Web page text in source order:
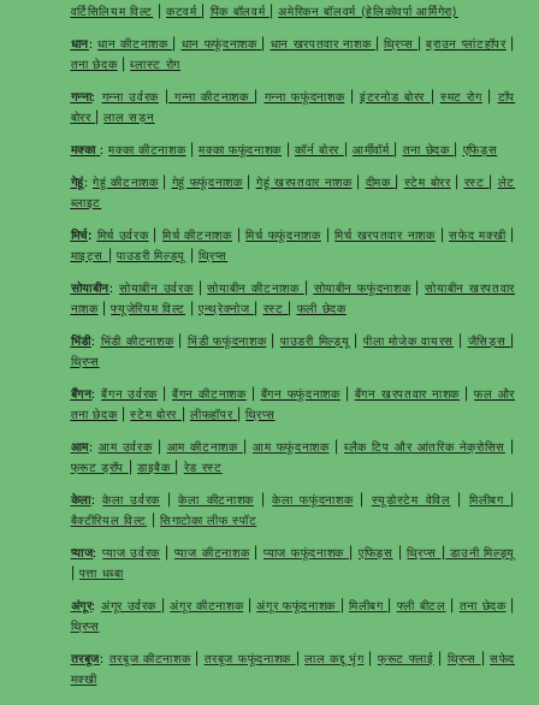
वर्टिसिलियम विल्ट |कटवर्म पिंक बॉलवर्म |अमेरिकन बॉलवर्म (हेलिकोवर्पा आर्मिगेरा)
धान:धान कीटनाशक धान फफूंदनाशक धान खरपतवार नाशक |थ्रिप्स |ब्राउन प्लांटहॉपर|
तना छेदक|ब्लास्ट रोग
गन्ना: गन्ना उर्वरक गन्ना कीटनाशक गन्ना फफूंदनाशक|इंटरनोड बोरर स्मट रोग| टॉप
बोरर
|लाल सड़न
मक्का :मक्का कीटनाशक|मक्का फफूंदनाशक |कॉर्न बोरर आर्मीवॉर्म तना छेदक एफिड्स
गेहूं:गेहूं कीटनाशक| गेहूं फफूंदनाशक| गेहूं खरपतवार नाशक| दीमक स्टेम बोरर| रस्ट
लेट
ब्लाइट
मिर्च: मिर्च उर्वरक|मिर्च कीटनाशक|मिर्च फफूंदनाशक|मिर्च खरपतवार नाशक|सफेद मक्खी|
माइट्स
|पाउडरी मिल्ड्यू |थ्रिप्स
सोयाबीन: सोयाबीन उर्वरक|सोयाबीन कीटनाशक सोयाबीन फफूंदनाशक|सोयाबीन खरपतवार
नाशक|फ्यूजेरियम विल्ट |एन्थ्रेक्नोज रस्ट फली छेदक
भिंडी: भिंडी कीटनाशक| भिंडी फफूंदनाशक| पाउडरी मिल्ड्यू पीला मोजेक वायरस जैसिड्स
थ्रिप्स
बैंगन:बैंगन उर्वरक |बैंगन कीटनाशक| बैंगन फफूंदनाशक| बैंगन खरपतवार नाशक |फल और
तना छेदक|स्टेम बोरर |लीफहॉपर |थ्रिप्स
आम: आम उर्वरक| आम कीटनाशक आम फफूंदनाशक| ब्लैक टिप और आंतरिक नेक्रोसिस
फ्रूट ड्रॉप
|डाइबैक रेड रस्ट
केला:केला उर्वरक |केला कीटनाशक|केला फफूंदनाशक| स्यूडोस्टेम वेविल मिलीबग
बैक्टीरियल विल्ट |सिगाटोका लीफ स्पॉट
प्याज:प्याज उर्वरक| प्याज कीटनाशक|प्याज फफूंदनाशक एफिड्स |थ्रिप्स
डाउनी मिल्ड्यू
पत्ता धब्बा
अंगूर: अंगूर उर्वरक |अंगूर कीटनाशक|अंगूर फफूंदनाशक मिलीबग फ्ली बीटल तना छेदक|
थ्रिप्स
तरबूज: तरबूज कीटनाशक| तरबूज फफूंदनाशक |लाल कद्दू भृंग| फ्रूट फ्लाई थ्रिप्स |सफेद
मक्खी